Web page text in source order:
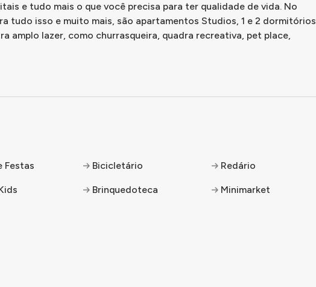
e tudo mais o que você precisa para ter qualidade de vida. No
tudo isso e muito mais, são apartamentos Studios, 1 e 2 dormitórios
amplo lazer, como churrasqueira, quadra recreativa, pet place,
Festas Bicicletário Redário
Brinquedoteca Minimarket